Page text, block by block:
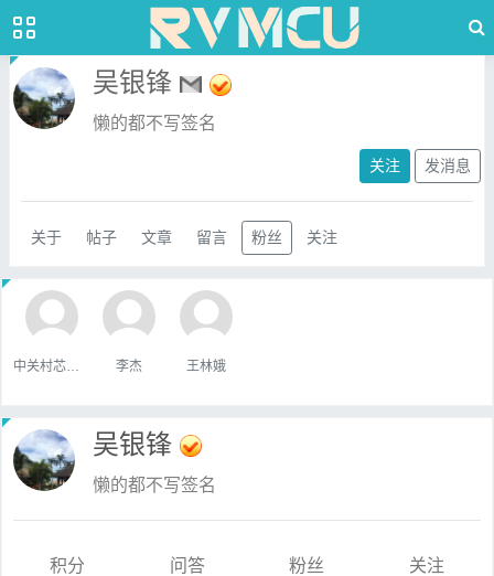
吴银锋
懒的都不写签名
关注 发消息
关于 帖子 文章 留言 粉丝 关注
李杰 王林娥
吴银锋
懒的都不写签名
积分
问答
粉丝
关注